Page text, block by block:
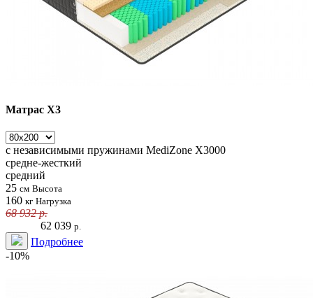
Матрас Х3
с независимыми пружинами MediZone X3000
средне-жесткий
средний
25 см Высота
160 кг Нагрузка
68 932р.
62 039 р.
Подробнее
-10%